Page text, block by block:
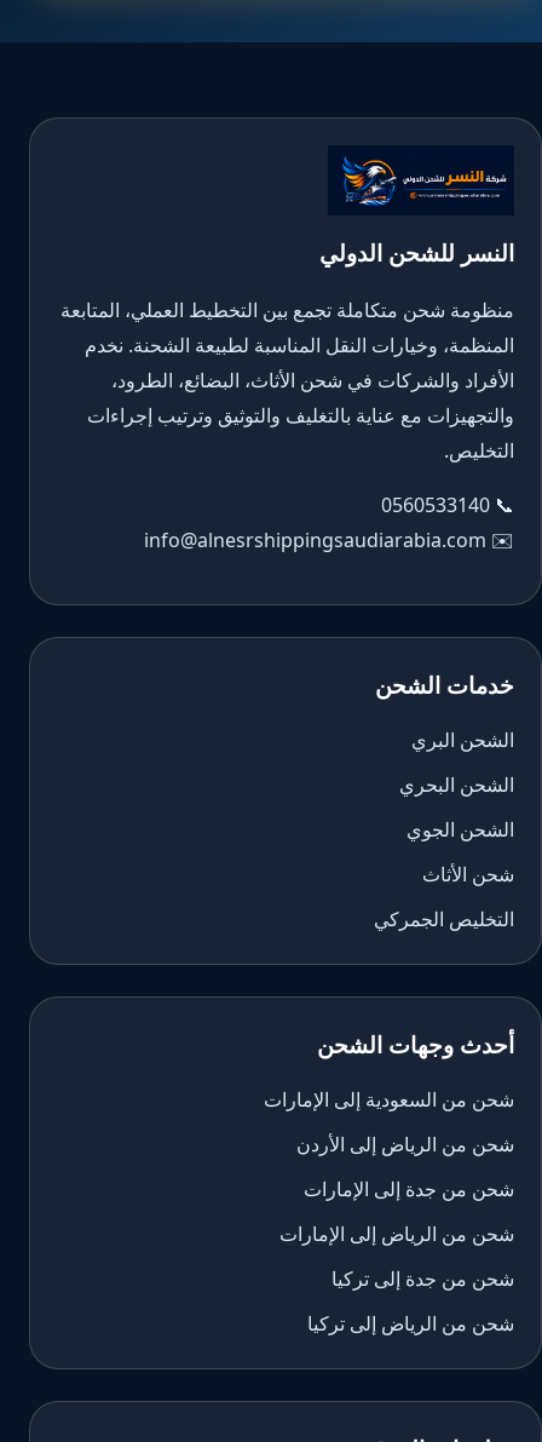
النسر للشحن الدولي
منظومة شحن متكاملة تجمع بين التخطيط العملي، المتابعة
المنظمة، وخيارات النقل المناسبة لطبيعة الشحنة. نخدم
الأفراد والشركات في شحن الأثاث، البضائع، الطرود،
والتجهيزات مع عناية بالتغليف والتوثيق وترتيب إجراءات
التخليص.
📞
0560533140
✉️
info@alnesrshippingsaudiarabia.com
خدمات الشحن
الشحن البري
الشحن البحري
الشحن الجوي
شحن الأثاث
التخليص الجمركي
أحدث وجهات الشحن
شحن من السعودية إلى الإمارات
شحن من الرياض إلى الأردن
شحن من جدة إلى الإمارات
شحن من الرياض إلى الإمارات
شحن من جدة إلى تركيا
شحن من الرياض إلى تركيا